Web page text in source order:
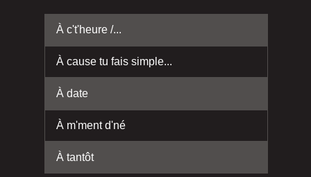
À c't'heure /...
À cause tu fais simple...
À date
À m'ment d'né
À tantôt